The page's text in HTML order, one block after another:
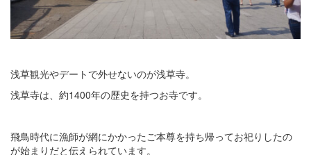
浅草観光やデートで外せないのが浅草寺。
浅草寺は、約1400年の歴史を持つお寺です。
飛鳥時代に漁師が網にかかったご本尊を持ち帰ってお祀りしたの
が始まりだと伝えられています。